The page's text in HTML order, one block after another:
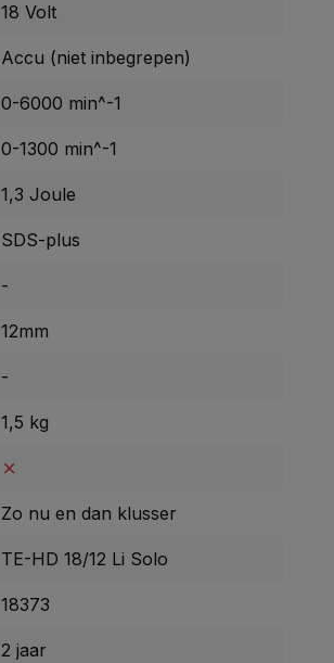
18 Volt
Accu (niet inbegrepen)
0-6000 min^-1
0-1300 min^-1
1,3 Joule
SDS-plus
-
12mm
-
1,5 kg
Zo nu en dan klusser
TE-HD 18/12 Li Solo
18373
2 jaar